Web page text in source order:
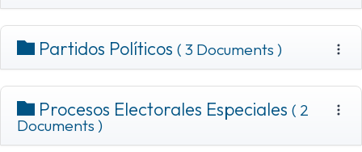
Partidos Políticos ( 3 Documents )
Procesos Electorales Especiales ( 2
Documents )